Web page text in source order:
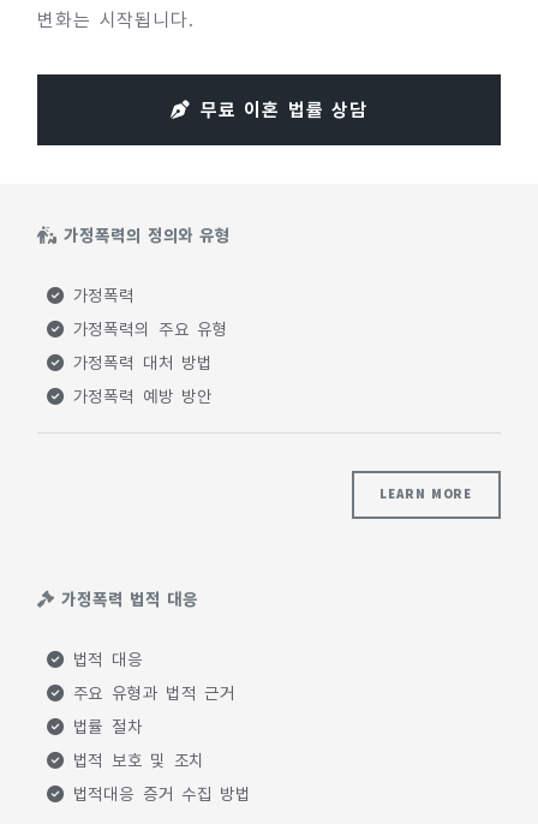
변화는 시작됩니다.
무료 이혼 법률 상담
가정폭력의 정의와 유형
가정폭력
가정폭력의 주요 유형
가정폭력 대처 방법
가정폭력 예방 방안
LEARN MORE
가정폭력 법적 대응
법적 대응
주요 유형과 법적 근거
법률 절차
법적 보호 및 조치
법적대응 증거 수집 방법